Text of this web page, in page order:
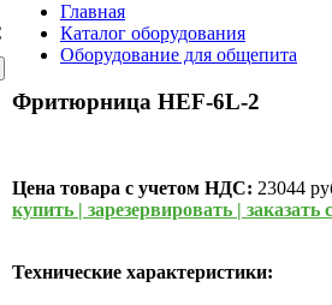
Главная
Каталог оборудования
Оборудование для общепита
Фритюрница HEF-6L-2
Цена товара с учетом НДС: 23044
купить | зарезервировать | заказать
Технические характеристики: